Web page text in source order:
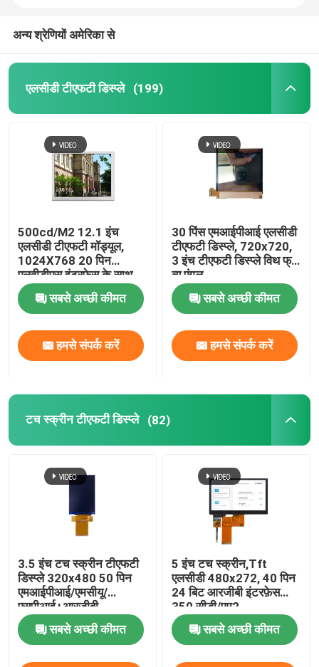
घर
उत्पादों
वीडियो
वीआर शो
कारखाना भ्रमण
एक उद्धरण का अनुरोध करें
एलसीडी टीएफटी डिस्प्ले
अन्य श्रेणियों अमेरिका से
एलसीडी टीएफटी डिस्प्ले (199)
500cd/M2 12.1 इंच
एलसीडी टीएफटी मॉड्यूल,
1024X768 20 पिन
एलवीडीएस इंटरफ़ेस के साथ
सबसे अच्छी कीमत
हमसे संपर्क करें
30 पिंस एमआईपीआई एलसीडी
टीएफटी डिस्प्ले, 720x720,
3 इंच टीएफटी डिस्प्ले विथ फ्री
व्यू एंगल
सबसे अच्छी कीमत
हमसे संपर्क करें
टच स्क्रीन टीएफटी डिस्प्ले (82)
3.5 इंच टच स्क्रीन टीएफटी
डिस्प्ले 320x480 50 पिन
एमआईपीआई/एमसीयू/
एसपीआई+आरजीबी
सबसे अच्छी कीमत
5 इंच टच स्क्रीन,Tft
एलसीडी 480x272, 40 पिन
24 बिट आरजीबी इंटरफ़ेस
350 सीडी/एम2
सबसे अच्छी कीमत